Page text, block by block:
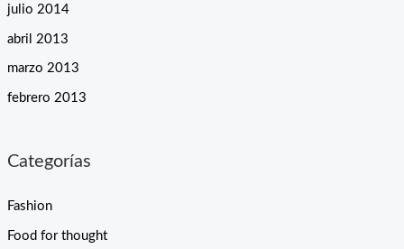
julio 2014
abril 2013
marzo 2013
febrero 2013
Categorías
Fashion
Food for thought